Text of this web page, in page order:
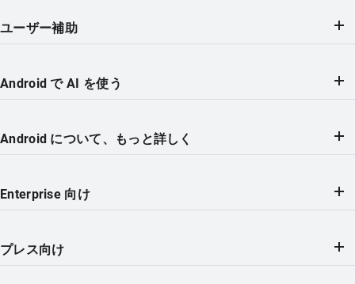
ユーザー補助
Android で AI を使う
Android について、もっと詳しく
Enterprise 向け
プレス向け